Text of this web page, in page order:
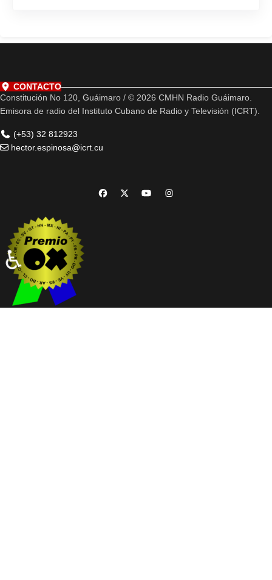
CONTACTO
Constitución No 120, Guáimaro / © 2026 CMHN Radio Guáimaro.
Emisora de radio del Instituto Cubano de Radio y Televisión (ICRT).
(+53) 32 812923
hector.espinosa@icrt.cu